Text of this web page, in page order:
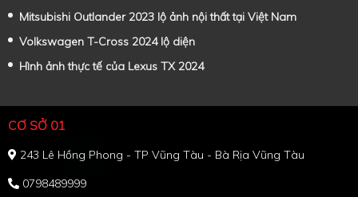
Mitsubishi Outlander 2023 lộ ảnh nội thất tại Việt Nam
Volkswagen T-Cross 2024 lộ diện
Hình ảnh thực tế của Lexus TX 2024
CƠ SỞ 01
243 Lê Hồng Phong - TP Vũng Tàu - Bà Rịa Vũng Tàu
0798489999